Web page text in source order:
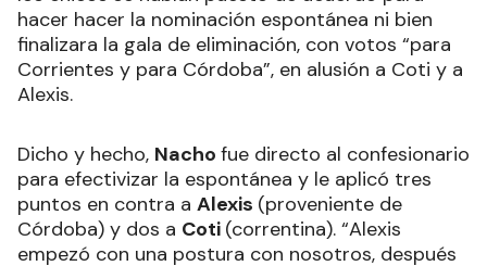
hacer hacer la nominación espontánea ni bien
finalizara la gala de eliminación, con votos “para
Corrientes y para Córdoba”, en alusión a Coti y a
Alexis.
Dicho y hecho, Nacho fue directo al confesionario
para efectivizar la espontánea y le aplicó tres
puntos en contra a Alexis (proveniente de
Córdoba) y dos a Coti (correntina). “Alexis
empezó con una postura con nosotros, después